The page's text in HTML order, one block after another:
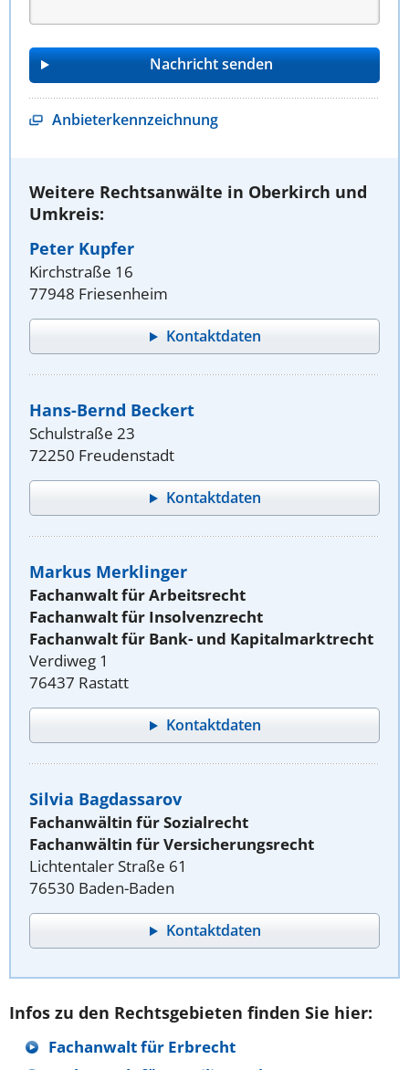
Anbieterkennzeichnung
Weitere Rechtsanwälte in Oberkirch und
Umkreis:
Peter Kupfer
Kirchstraße 16
77948 Friesenheim
Kontaktdaten
Hans-Bernd Beckert
Schulstraße 23
72250 Freudenstadt
Kontaktdaten
Markus Merklinger
Fachanwalt für Arbeitsrecht
Fachanwalt für Insolvenzrecht
Fachanwalt für Bank- und Kapitalmarktrecht
Verdiweg 1
76437 Rastatt
Kontaktdaten
Silvia Bagdassarov
Fachanwältin für Sozialrecht
Fachanwältin für Versicherungsrecht
Lichtentaler Straße 61
76530 Baden-Baden
Kontaktdaten
Infos zu den Rechtsgebieten finden Sie hier:
Fachanwalt für Erbrecht